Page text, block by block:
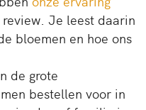
Je leest daarin
bloemen en hoe ons
de grote
bestellen voor in